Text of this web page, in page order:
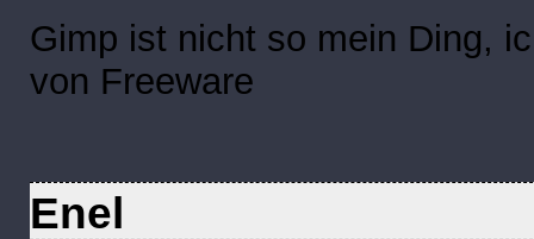
Gimp ist nicht so mein Ding,
von Freeware
Enel